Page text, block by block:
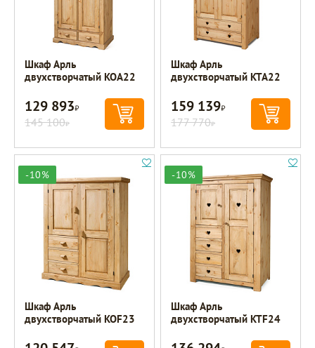
Шкаф Арль
двухстворчатый KOA22
129 893Р
145 100Р
Шкаф Арль
двухстворчатый KTA22
159 139Р
177 770Р
-10%
Шкаф Арль
двухстворчатый KOF23
-10%
Шкаф Арль
двухстворчатый KTF24